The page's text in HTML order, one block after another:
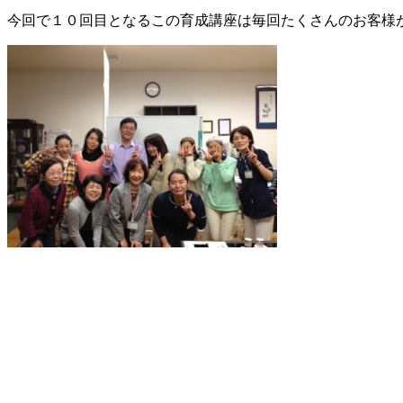
今回で１０回目となるこの育成講座は毎回たくさんのお客様